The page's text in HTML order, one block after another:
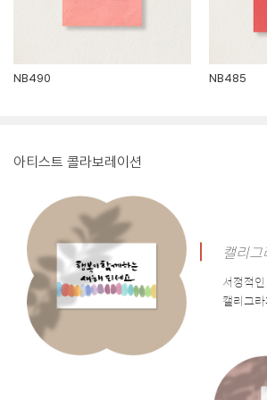
NB490 NB485
아티스트 콜라보레이션
캘리
서정적
캘리그